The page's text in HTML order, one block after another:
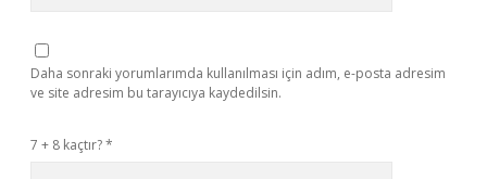
Daha sonraki yorumlarımda kullanılması için adım, e-posta adresim
ve site adresim bu tarayıcıya kaydedilsin.
7 + 8 kaçtır?*